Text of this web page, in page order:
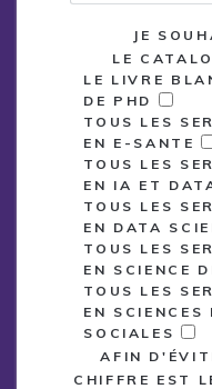
JE
LE
LE LIVRE
DE PHD
TOUS LES
EN E-SANTE
TOUS LES
EN IA ET
TOUS LES
EN DATA
TOUS LES
EN SCIENCE
TOUS LES
EN SCIENCES
SOCIALES
AFIN
CHIFFRE EST